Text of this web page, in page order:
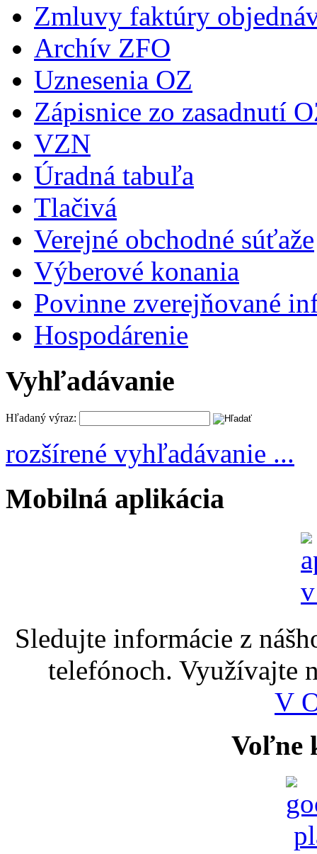
Zmluvy faktúry
Archív ZFO
Uznesenia OZ
Zápisnice zo zasadnutí
VZN
Úradná tabuľa
Tlačivá
Verejné obchodné súťaže
Výberové konania
Povinne zverejňované
Hospodárenie
Vyhľadávanie
Hľadaný výraz:
rozšírené vyhľadávanie ...
Mobilná aplikácia
Sledujte informácie z
telefónoch. Využívajte
V
Voľne